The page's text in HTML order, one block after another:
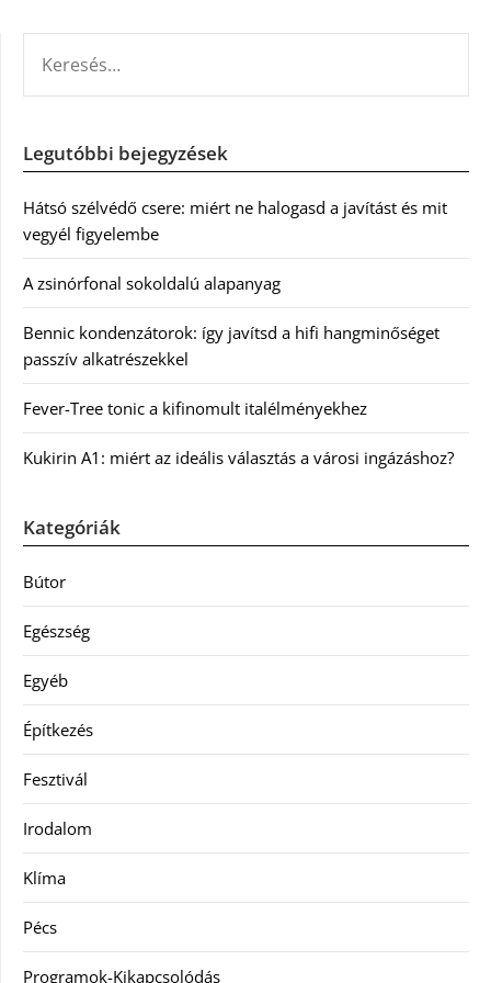
Legutóbbi bejegyzések
Hátsó szélvédő csere: miért ne halogasd a javítást és mit
vegyél figyelembe
A zsinórfonal sokoldalú alapanyag
Bennic kondenzátorok: így javítsd a hifi hangminőséget
passzív alkatrészekkel
Fever-Tree tonic a kifinomult italélményekhez
Kukirin A1: miért az ideális választás a városi ingázáshoz?
Kategóriák
Bútor
Egészség
Egyéb
Építkezés
Fesztivál
Irodalom
Klíma
Pécs
Programok-Kikapcsolódás